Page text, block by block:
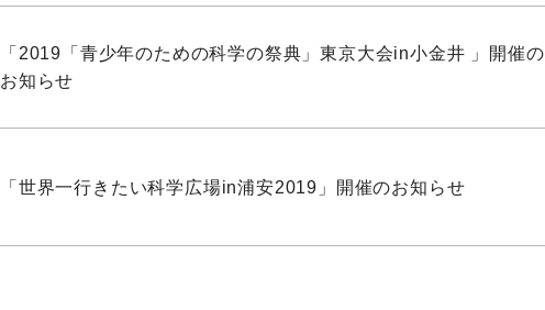
「2019「青少年のための科学の祭典」東京大会in小金井 」開催の
お知らせ
「世界一行きたい科学広場in浦安2019」開催のお知らせ